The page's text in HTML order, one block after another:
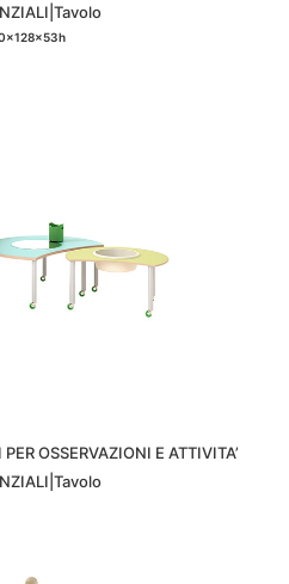
OSSERVAZIONI E ATTIVITA’